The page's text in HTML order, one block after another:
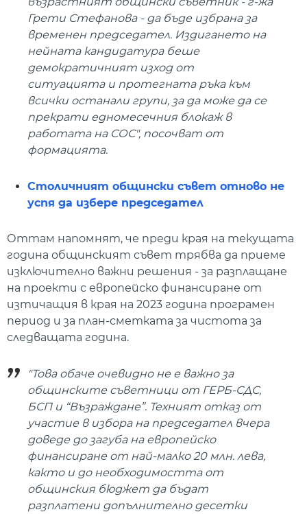
Грети Стефанова - да бъде избрана за
временен председател. Издигането на
нейната кандидатура беше
демократичният изход от
ситуацията и протегната ръка към
всички останали групи, за да може да се
прекрати едномесечния блокаж в
работата на СОС", посочват от
формацията.
Столичният общински съвет отново не
успя да избере председател
Оттам напомнят, че преди края на текущата
година общинският съвет трябва да приеме
изключително важни решения - за разплащане
на проекти с европейско финансиране от
изтичащия в края на 2023 година програмен
период и за план-сметката за чистота за
следващата година.
"Това обаче очевидно не е важно за
общинските съветници от ГЕРБ-СДС,
БСП и “Възраждане”. Техният отказ от
участие в избора на председател вчера
доведе до загуба на европейско
финансиране от най-малко 20 млн. лева,
както и до необходимостта от
общинския бюджет да бъдат
разплатени допълнително десетки